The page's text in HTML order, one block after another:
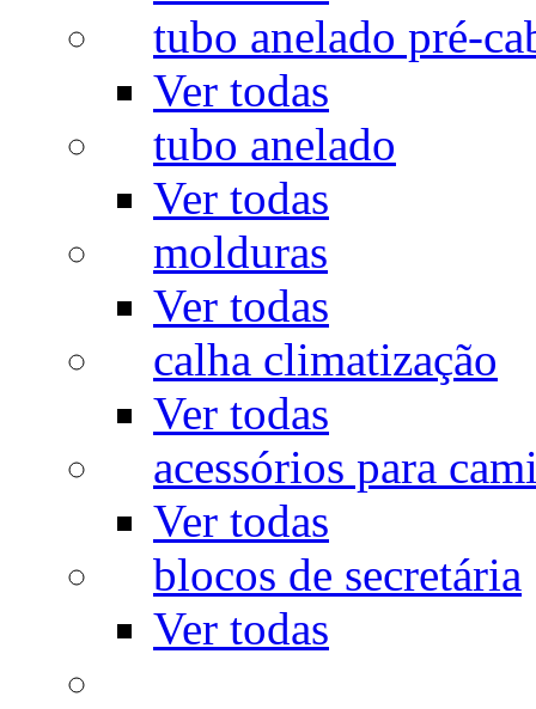
tubo anelado pré-
Ver todas
tubo anelado
Ver todas
molduras
Ver todas
calha climatização
Ver todas
acessórios para
Ver todas
blocos de secretária
Ver todas